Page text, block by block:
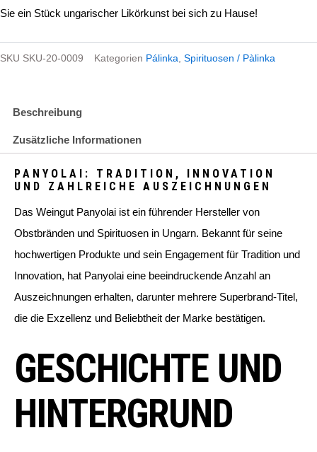
Sie ein Stück ungarischer Likörkunst bei sich zu Hause!
SKU SKU-20-0009 Kategorien Pálinka Spirituosen / Pàlinka
Beschreibung
Zusätzliche Informationen
PANYOLAI: TRADITION, INNOVATION
UND ZAHLREICHE AUSZEICHNUNGEN
Das Weingut Panyolai ist ein führender Hersteller von
Obstbränden und Spirituosen in Ungarn. Bekannt für seine
hochwertigen Produkte und sein Engagement für Tradition und
Innovation, hat Panyolai eine beeindruckende Anzahl an
Auszeichnungen erhalten, darunter mehrere Superbrand-Titel,
die die Exzellenz und Beliebtheit der Marke bestätigen.
GESCHICHTE UND
HINTERGRUND